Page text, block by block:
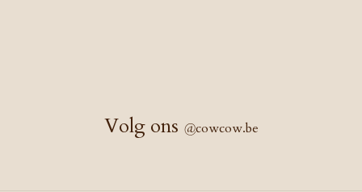
Volg ons @cowcow.be